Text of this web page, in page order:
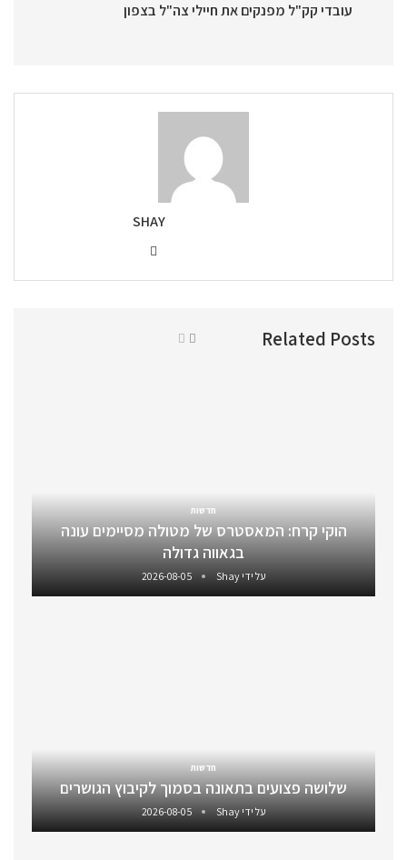
עובדי קק"ל מפנקים את חיילי צה"ל בצפון
SHAY
Related Posts
חדשות
הוקי קרח: המאסטרס של מטולה מסיימים עונה
בגאווה גדולה
על ידיShay
2026-08-05
חדשות
שלושה פצועים בתאונה בסמוך לקיבוץ הגושרים
על ידיShay
2026-08-05